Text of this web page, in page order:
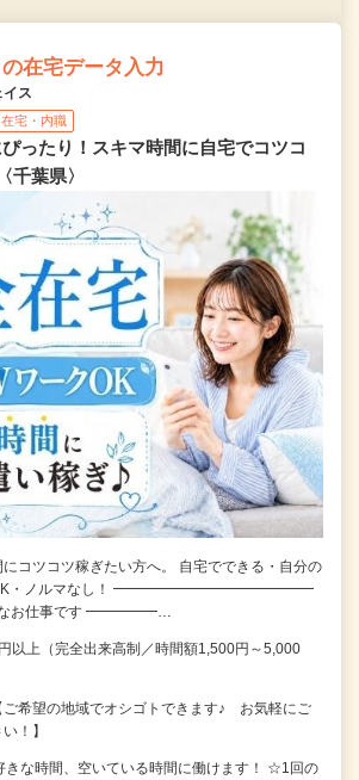
在宅データ入力
ス
在宅・内職
ったり！スキマ時間に自宅でコツコ
千葉県〉
にコツコツ稼ぎたい方へ。 自宅でできる・自分の
OK・ノルマなし！ ━━━━━━━━━━━━━━
お仕事です ━━━━━…
以上（完全出来高制／時間額1,500円～5,000
ご希望の地域でオシゴトできます♪ お気軽にご
！】
きな時間、空いている時間に働けます！ ☆1回の